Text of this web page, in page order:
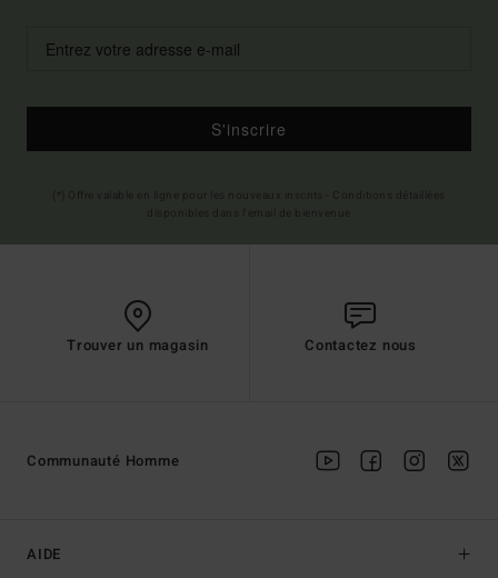
S'inscrire
Trouver un magasin Contactez nous
AIDE
Communauté Homme